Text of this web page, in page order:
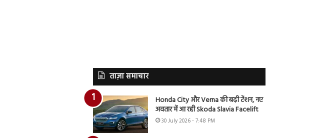
ताज़ा समाचार
Honda City और Verna की बढ़ी टेंशन, नए
अवतार में आ रही Skoda Slavia Facelift
30 July 2026 - 7:48 PM